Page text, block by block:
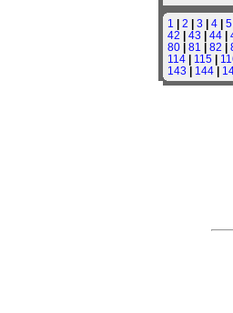
1 | 2 | 3 | 4 | 5
42 | 43 | 44 |
80 | 81 | 82 |
114 | 115 |
143 | 144 |